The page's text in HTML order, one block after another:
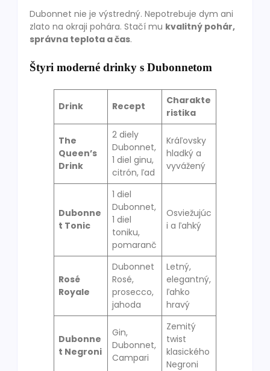
Dubonnet nie je výstredný. Nepotrebuje dym ani
zlato na okraji pohára. Stačí mu kvalitný pohár,
správna teplota a čas.
Štyri moderné drinky s Dubonnetom
Drink Recept
Charakte
ristika
The
Queen’s
Drink
2 diely
Dubonnet,
1 diel ginu,
citrón, ľad
Kráľovsky
hladký a
vyvážený
Dubonne
t Tonic
1 diel
Dubonnet,
1 diel
toniku,
pomaranč
Osviežujúc
i a ľahký
Rosé
Royale
Dubonnet
Rosé,
prosecco,
jahoda
Letný,
elegantný,
ľahko
hravý
Dubonne
t Negroni
Gin,
Dubonnet,
Campari
Zemitý
twist
klasického
Negroni